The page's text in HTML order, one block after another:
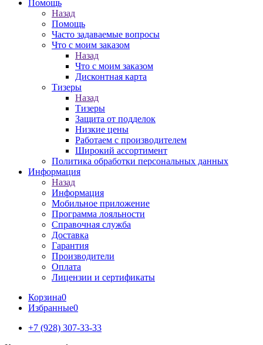
Помощь
Назад
Помощь
Часто задаваемые вопросы
Что с моим заказом
Назад
Что с моим заказом
Дисконтная карта
Тизеры
Назад
Тизеры
Защита от подделок
Низкие цены
Работаем с производителем
Широкий ассортимент
Политика обработки персональных данных
Информация
Назад
Информация
Мобильное приложение
Программа лояльности
Справочная служба
Доставка
Гарантия
Производители
Оплата
Лицензии и сертификаты
Корзина0
Избранные0
+7 (928) 307-33-33